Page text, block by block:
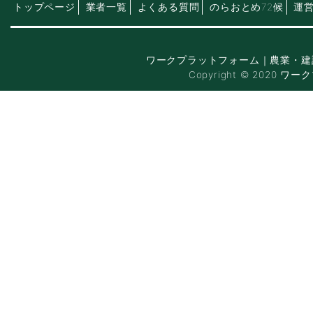
トップページ 業者一覧 よくある質問 のらおとめ72候 運
ワークプラットフォーム｜農業・
Copyright © 2020 ワーク